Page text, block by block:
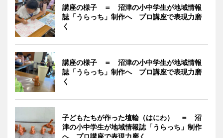
講座の様子 ＝ 沼津の小中学生が地域情報
誌「うらっち」制作へ プロ講座で表現力磨
く
講座の様子 ＝ 沼津の小中学生が地域情報
誌「うらっち」制作へ プロ講座で表現力磨
く
子どもたちが作った埴輪（はにわ） ＝ 沼
津の小中学生が地域情報誌「うらっち」制作
へ プロ講座で表現力磨く